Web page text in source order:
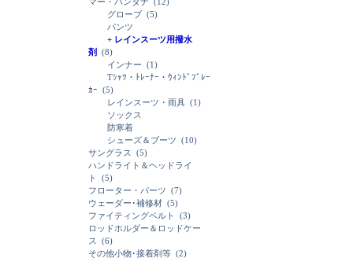
グローブ (5)
パンツ
+ レインスーツ用撥水
剤
(8)
インナー (1)
Tｼｬﾂ・ﾄﾚｰﾅｰ・ｳｨﾝﾄﾞﾌﾞﾚｰ
ｶｰ (5)
レインスーツ・雨具 (1)
ソックス
防寒着
シューズ＆ブーツ (10)
サングラス
(5)
ハンドライト＆ヘッドライ
ト
(5)
フローター・パーツ (7)
ウェーダー･補修材 (5)
ファイティングベルト
(3)
ロッドホルダー＆ロッドケー
ス
(6)
その他小物･接着剤等 (2)